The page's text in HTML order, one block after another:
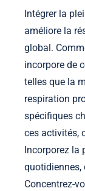
Intégrer la
améliore la
global.
incorpore de
telles que la
respiration
spécifiques
ces activités,
Incorporez la
quotidiennes,
Concentrez-